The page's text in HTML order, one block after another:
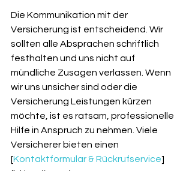
Die Kommunikation mit der
Versicherung ist entscheidend. Wir
sollten alle Absprachen schriftlich
festhalten und uns nicht auf
mündliche Zusagen verlassen. Wenn
wir uns unsicher sind oder die
Versicherung Leistungen kürzen
möchte, ist es ratsam, professionelle
Hilfe in Anspruch zu nehmen. Viele
Versicherer bieten einen
[Kontaktformular & Rückrufservice]